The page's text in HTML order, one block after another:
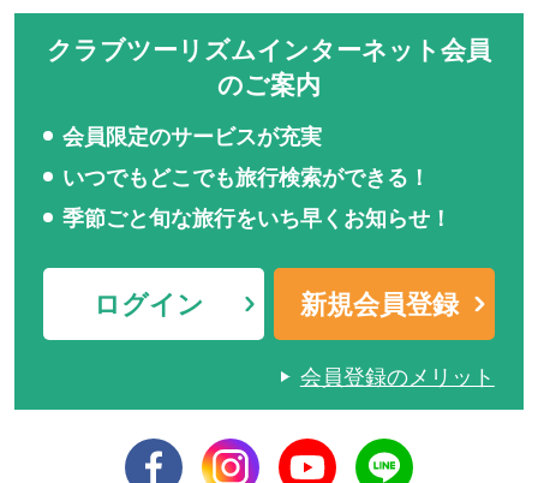
クラブツーリズムインターネット会員
のご案内
会員限定のサービスが充実
いつでもどこでも旅行検索ができる！
季節ごと旬な旅行をいち早くお知らせ！
ログイン 新規会員登録
会員登録のメリット